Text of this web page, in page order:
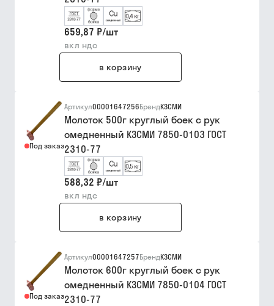
659,87 ₽/шт
вкл ндс
в корзину
Под заказ
Артикул00001647256БрендКЗСМИ
Молоток 500г круглый боек с рук
омедненный КЗСМИ 7850-0103 ГОСТ
2310-77
588,32 ₽/шт
вкл ндс
в корзину
Под заказ
Артикул00001647257БрендКЗСМИ
Молоток 600г круглый боек с рук
омедненный КЗСМИ 7850-0104 ГОСТ
2310-77